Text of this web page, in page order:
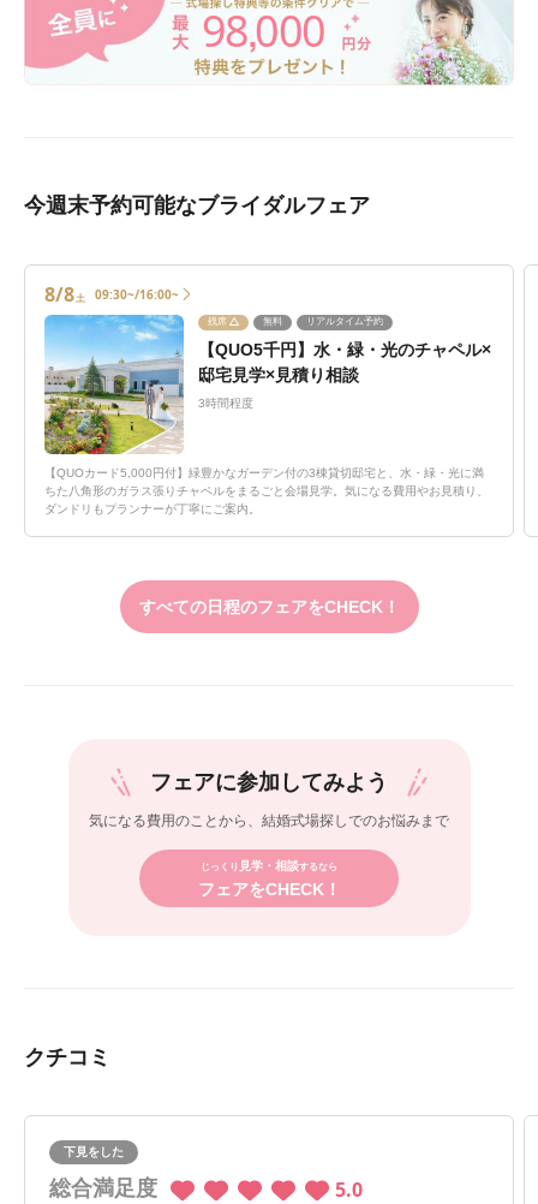
98,000
今週末予約可能なブライダルフェア
8/8土 09:30~/16:00~
残席 無料 リアルタイム予約
【QUO5千円】水・緑・光のチャペル×
邸宅見学×見積り相談
3時間程度
【QUOカード5,000円付】緑豊かなガーデン付の3棟貸切邸宅と、水・緑・光に満
ちた八角形のガラス張りチャペルをまるごと会場見学。気になる費用やお見積り、
ダンドリもプランナーが丁寧にご案内。
すべての日程のフェアをCHECK！
フェアに参加してみよう
気になる費用のことから、 結婚式場探しでのお悩みまで
じっくり 見学・相談するなら
フェアをCHECK！
クチコミ
下見をした
総合満足度 5.0